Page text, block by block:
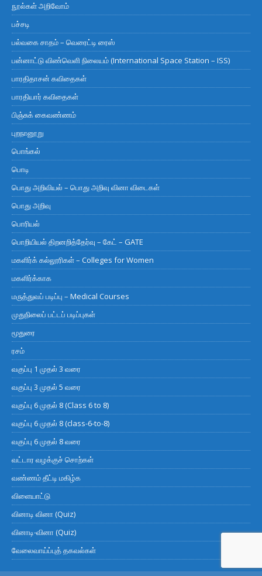
நூல்கள் அறிவோம்
பச்சடி
பல்வகை சாதம் – வெரைட்டி ரைஸ்
பன்னாட்டு விண்வெளி நிலையம் (International Space Station – ISS)
பாரதிதாசன் கவிதைகள்
பாரதியார் கவிதைகள்
பிஞ்சுக் கைவண்ணம்
புறநானூறு
பொங்கல்
பொடி
பொது அறிவியல் – பொது அறிவு வினா விடைகள்
பொது அறிவு
பொரியல்
பொறியியல் திறனறித்தேர்வு – கேட் – GATE
மகளிர்க் கல்லூரிகள் – Colleges for Women
மகளிர்க்காக
மருத்துவப் படிப்பு – Medical Courses
முதுநிலைப் பட்டப் படிப்புகள்
மூதுரை
ரசம்
வகுப்பு 1 முதல் 3 வரை
வகுப்பு 3 முதல் 5 வரை
வகுப்பு 6 முதல் 8 (Class 6 to 8)
வகுப்பு 6 முதல் 8 (class-6-to-8)
வகுப்பு 6 முதல் 8 வரை
வட்டார வழக்குச் சொற்கள்
வண்ணம் தீட்டி மகிழ்க
விளையாட்டு
வினாடி வினா (Quiz)
வினாடி-வினா (Quiz)
வேலைவாய்ப்புத் தகவல்கள்